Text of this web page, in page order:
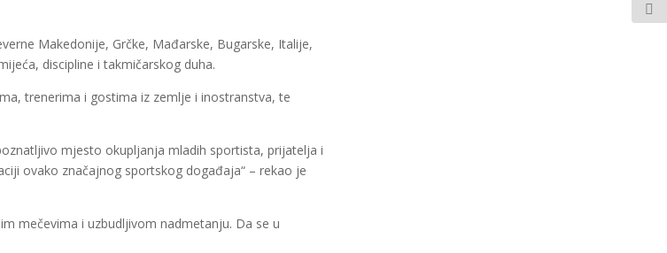
Makedonije, Grčke, Mađarske, Bugarske, Italije,
discipline i takmičarskog duha.
trenerima i gostima iz zemlje i inostranstva, te
mjesto okupljanja mladih sportista, prijatelja i
ovako značajnog sportskog događaja“ – rekao je
mečevima i uzbudljivom nadmetanju. Da se u